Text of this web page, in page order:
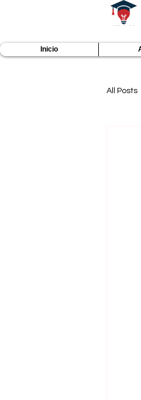
Inicio
All Posts